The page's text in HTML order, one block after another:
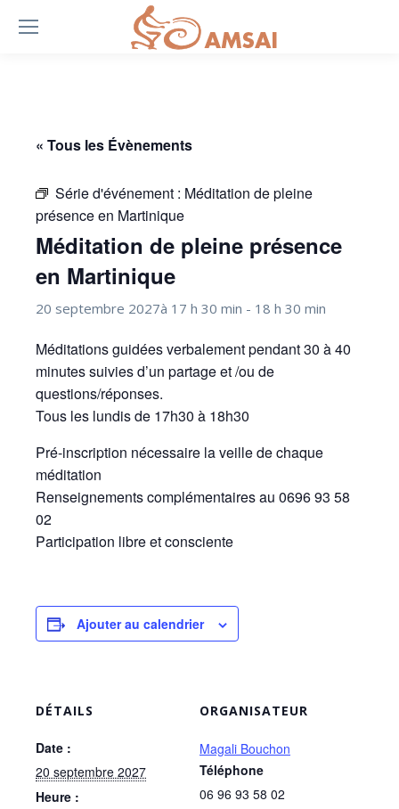
« Tous les Évènements
Série d'événement : Méditation de pleine
présence en Martinique
Méditation de pleine présence
en Martinique
20 septembre 2027à 17 h 30 min - 18 h 30 min
Méditations guidées verbalement pendant 30 à 40
minutes suivies d’un partage et /ou de
questions/réponses.
Tous les lundis de 17h30 à 18h30
Pré-inscription nécessaire la veille de chaque
méditation
Renseignements complémentaires au 0696 93 58
02
Participation libre et consciente
Ajouter au calendrier
DÉTAILS
Date :
20 septembre 2027
Heure :
ORGANISATEUR
Magali Bouchon
Téléphone
06 96 93 58 02